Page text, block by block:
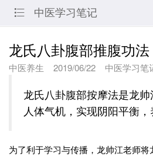
 中医学习笔记
龙氏八卦腹部推腹功法
中医养生 2019/06/22 中医学习笔
龙氏八卦腹部按摩法是龙
人体气机，实现阴阳平衡
为了利于学习与传播，龙帅江老师